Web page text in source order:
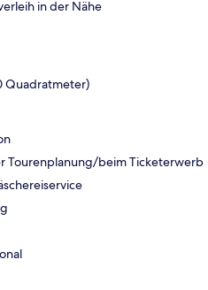
in der Nähe
Quadratmeter)
Tourenplanung/beim Ticketerwerb